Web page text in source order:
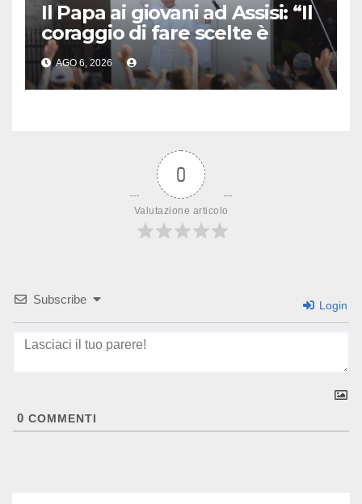
Il Papa ai giovani ad Assisi: “Il
coraggio di fare scelte è
l’atto più rivoluzionario”
AGO 6, 2026
0
Valutazione articolo
Subscribe Login
0 COMMENTI